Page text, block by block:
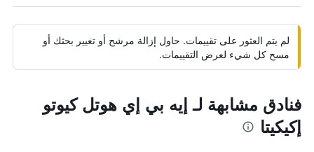
لم يتم العثور على تقييمات. حاول إزالة مرشح أو تغيير بحثك أو
مسح كل شيء لعرض التقييمات.
فنادق مشابهة لـ إيه بي إي هوتل كيوتو
إكيكيتا